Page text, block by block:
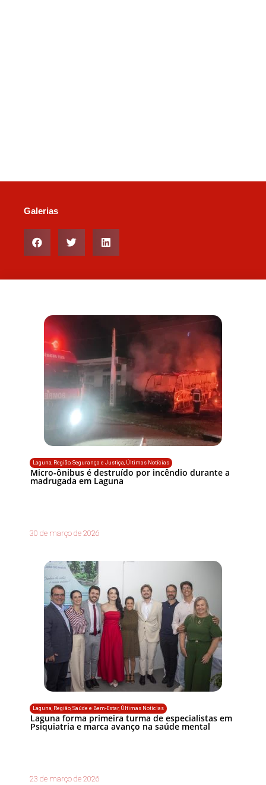
Galerias
Laguna, Região, Segurança e Justiça, Últimas Notícias
Micro-ônibus é destruído por incêndio durante a
madrugada em Laguna
30 de março de 2026
Laguna, Região, Saúde e Bem-Estar, Últimas Notícias
Laguna forma primeira turma de especialistas em
Psiquiatria e marca avanço na saúde mental
23 de março de 2026